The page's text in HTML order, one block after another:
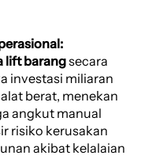
lift barangsecara
investasi miliaran
berat, menekan
angkut manual
risiko kerusakan
akibat kelalaian